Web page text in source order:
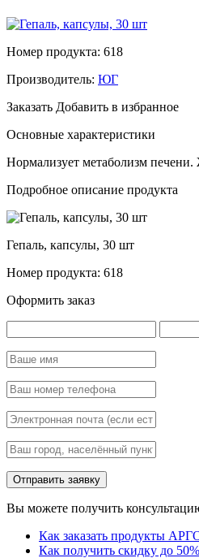
Номер продукта: 618
Производитель: ЮГ
Заказать Добавить в избранное
Основные характеристики
Нормализует метаболизм печени.
Подробное описание продукта
Гепаль, капсулы, 30 шт
Номер продукта: 618
Оформить заказ
Вы можете получить
Как заказать продукты
Как получить скидку до 50%